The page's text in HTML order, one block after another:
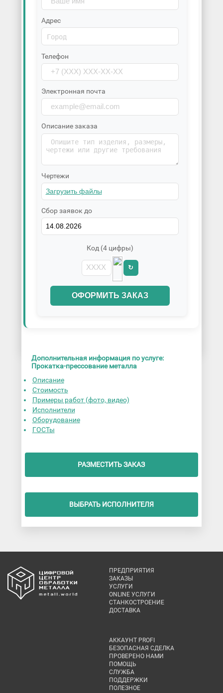
Адрес
Телефон
Электронная почта
Описание заказа
Чертежи
Сбор заявок до
Код (4 цифры)
↻
ОФОРМИТЬ ЗАКАЗ
Дополнительная информация по услуге:
Прокатка-прессование металла
Описание
Стоимость
Примеры работ (фото, видео)
Исполнители
Оборудование
ГОСТы
РАЗМЕСТИТЬ ЗАКАЗ
ВЫБРАТЬ ИСПОЛНИТЕЛЯ
ПРЕДПРИЯТИЯ
ЗАКАЗЫ
УСЛУГИ
ONLINE УСЛУГИ
СТАНКОСТРОЕНИЕ
ДОСТАВКА
АККАУНТ PROFI
БЕЗОПАСНАЯ СДЕЛКА
ПРОВЕРЕНО НАМИ
ПОМОЩЬ
СЛУЖБА
ПОДДЕРЖКИ
ПОЛЕЗНОЕ